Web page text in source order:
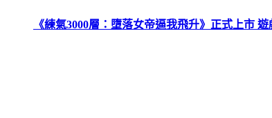
《練氣3000層：墮落女帝逼我飛升》正式上市